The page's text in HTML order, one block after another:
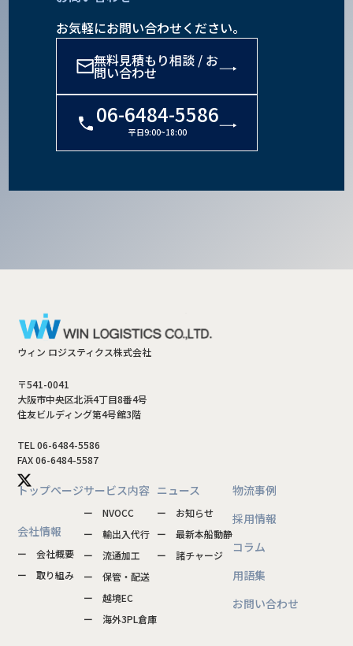
お気軽にお問い合わせください。
無料見積もり相談 / お
問い合わせ
06-6484-5586
平日9:00~18:00
ウィン ロジスティクス株式会社
〒541-0041
大阪市中央区北浜4丁目8番4号
住友ビルディング第4号館3階
TEL 06-6484-5586
FAX 06-6484-5587
トップページ
会社情報
ー 会社概要
ー 取り組み
サービス内容
ー NVOCC
ー 輸出入代行
ー 流通加工
ー 保管・配送
ー 越境EC
ー 海外3PL倉庫
ニュース
ー お知らせ
ー 最新本船動静
ー 諸チャージ
物流事例
採用情報
コラム
用語集
お問い合わせ